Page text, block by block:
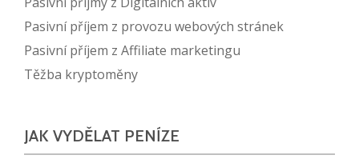
Pasivní příjem z provozu webových stránek
Pasivní příjem z Affiliate marketingu
Těžba kryptoměny
JAK VYDĚLAT PENÍZE